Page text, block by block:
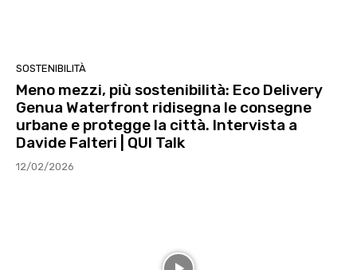
SOSTENIBILITÀ
Meno mezzi, più sostenibilità: Eco Delivery
Genua Waterfront ridisegna le consegne
urbane e protegge la città. Intervista a
Davide Falteri | QUI Talk
12/02/2026